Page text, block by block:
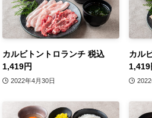
カルビトントロランチ 税込
1,419円
2022年4月30日
カル
1,419